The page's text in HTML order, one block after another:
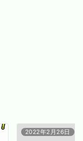
2022年2月26日